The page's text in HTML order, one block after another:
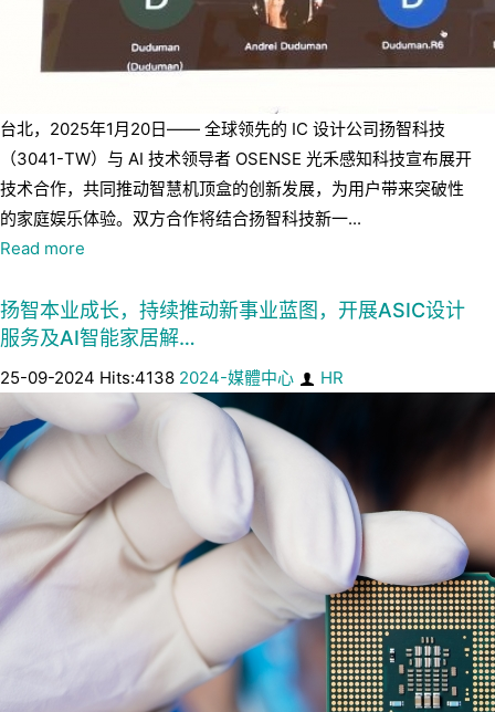
台北，2025年1月20日—— 全球领先的 IC 设计公司扬智科技
（3041-TW）与 AI 技术领导者 OSENSE 光禾感知科技宣布展开
技术合作，共同推动智慧机顶盒的创新发展，为用户带来突破性
的家庭娱乐体验。双方合作将结合扬智科技新一...
Read more
扬智本业成长，持续推动新事业蓝图，开展ASIC设计
服务及AI智能家居解…
25-09-2024 Hits:4138 2024-媒體中心 HR